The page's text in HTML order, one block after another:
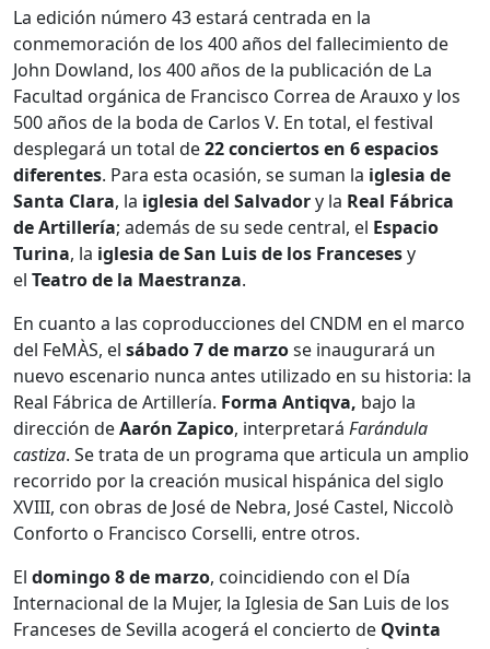
La edición número 43 estará centrada en la
conmemoración de los 400 años del fallecimiento de
John Dowland, los 400 años de la publicación de La
Facultad orgánica de Francisco Correa de Arauxo y los
500 años de la boda de Carlos V. En total, el festival
desplegará un total de22 conciertos en 6 espacios
diferentes. Para esta ocasión, se suman la iglesia de
Santa Clara, la iglesia del Salvadory la Real Fábrica
de Artillería; además de su sede central, el Espacio
Turina, la iglesia de San Luis de los Francesesy
el Teatro de la Maestranza.
En cuanto a las coproducciones del CNDM en el marco
del FeMÀS, el sábado 7 de marzose inaugurará un
nuevo escenario nunca antes utilizado en su historia: la
Real Fábrica de Artillería. Forma Antiqva, bajo la
dirección deAarón Zapico, interpretará Farándula
castiza. Se trata de un programa que articula un amplio
recorrido por la creación musical hispánica del siglo
XVIII, con obras de José de Nebra, José Castel, Niccolò
Conforto o Francisco Corselli, entre otros.
El domingo 8 de marzo, coincidiendo con el Día
Internacional de la Mujer, la Iglesia de San Luis de los
Franceses de Sevilla acogerá el concierto de Qvinta